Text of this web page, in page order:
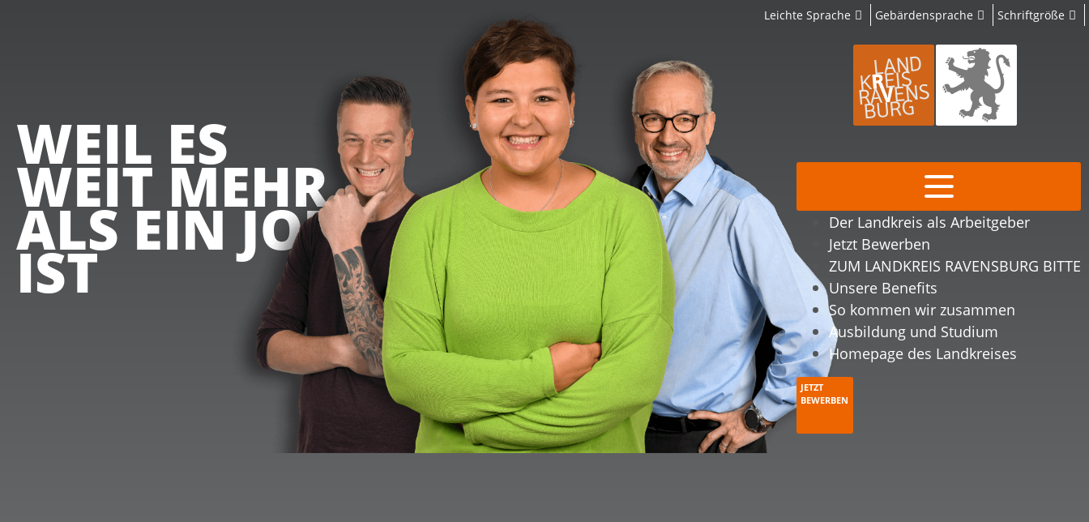
Leichte Sprache Gebärdensprache Schriftgröße
Der Landkreis als Arbeitgeber
Jetzt Bewerben
ZUM LANDKREIS RAVENSBURG BITTE
Unsere Benefits
So kommen wir zusammen
Ausbildung und Studium
Homepage des Landkreises
JETZT
BEWERBEN
WEIL ES
WEIT MEHR
ALS EIN JOB
IST